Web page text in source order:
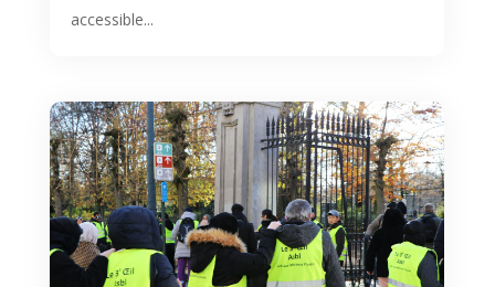
accessible...